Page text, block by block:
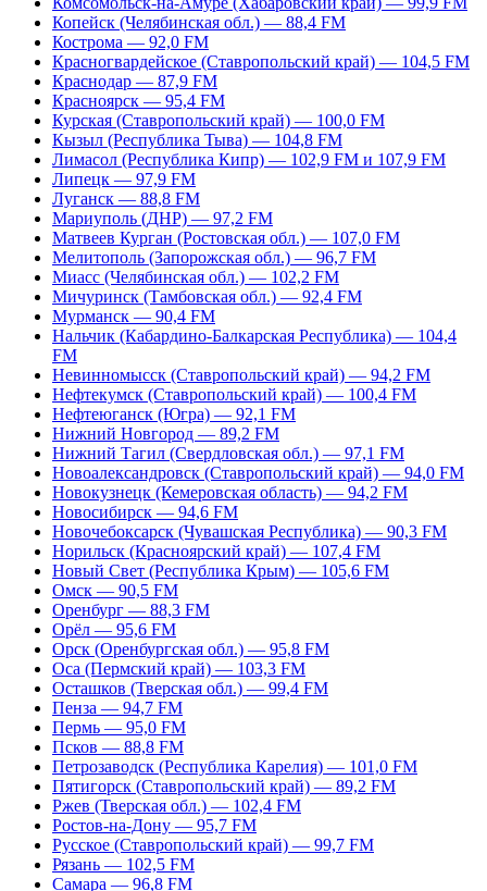
Копейск (Челябинская обл.) — 88,4 FM
Кострома — 92,0 FM
Красногвардейское (Ставропольский край) — 104,5 FM
Краснодар — 87,9 FM
Красноярск — 95,4 FM
Курская (Ставропольский край) — 100,0 FM
Кызыл (Республика Тыва) — 104,8 FM
Лимасол (Республика Кипр) — 102,9 FM и 107,9 FM
Липецк — 97,9 FM
Луганск — 88,8 FM
Мариуполь (ДНР) — 97,2 FM
Матвеев Курган (Ростовская обл.) — 107,0 FM
Мелитополь (Запорожская обл.) — 96,7 FM
Миасс (Челябинская обл.) — 102,2 FM
Мичуринск (Тамбовская обл.) — 92,4 FM
Мурманск — 90,4 FM
Нальчик (Кабардино-Балкарская Республика) — 104,4
FM
Невинномысск (Ставропольский край) — 94,2 FM
Нефтекумск (Ставропольский край) — 100,4 FM
Нефтеюганск (Югра) — 92,1 FM
Нижний Новгород — 89,2 FM
Нижний Тагил (Свердловская обл.) — 97,1 FM
Новоалександровск (Ставропольский край) — 94,0 FM
Новокузнецк (Кемеровская область) — 94,2 FM
Новосибирск — 94,6 FM
Новочебоксарск (Чувашская Республика) — 90,3 FM
Норильск (Красноярский край) — 107,4 FM
Новый Свет (Республика Крым) — 105,6 FM
Омск — 90,5 FM
Оренбург — 88,3 FM
Орёл — 95,6 FM
Орск (Оренбургская обл.) — 95,8 FM
Оса (Пермский край) — 103,3 FM
Осташков (Тверская обл.) — 99,4 FM
Пенза — 94,7 FM
Пермь — 95,0 FM
Псков — 88,8 FM
Петрозаводск (Республика Карелия) — 101,0 FM
Пятигорск (Ставропольский край) — 89,2 FM
Ржев (Тверская обл.) — 102,4 FM
Ростов-на-Дону — 95,7 FM
Русское (Ставропольский край) — 99,7 FM
Рязань — 102,5 FM
Самара — 96,8 FM